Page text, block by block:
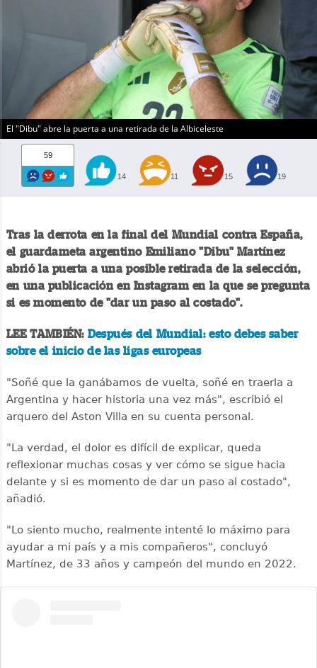
El "Dibu" abre la puerta a una retirada de la Albiceleste
59
14 11 15 19
Tras la derrota en la final del Mundial contra España,
el guardameta argentino Emiliano "Dibu" Martínez
abrió la puerta a una posible retirada de la selección,
en una publicación en Instagram en la que se pregunta
si es momento de "dar un paso al costado".
LEE TAMBIÉN: Después del Mundial: esto debes saber
sobre el inicio de las ligas europeas
"Soñé que la ganábamos de vuelta, soñé en traerla a
Argentina y hacer historia una vez más", escribió el
arquero del Aston Villa en su cuenta personal.
"La verdad, el dolor es difícil de explicar, queda
reflexionar muchas cosas y ver cómo se sigue hacia
delante y si es momento de dar un paso al costado",
añadió.
"Lo siento mucho, realmente intenté lo máximo para
ayudar a mi país y a mis compañeros", concluyó
Martínez, de 33 años y campeón del mundo en 2022.